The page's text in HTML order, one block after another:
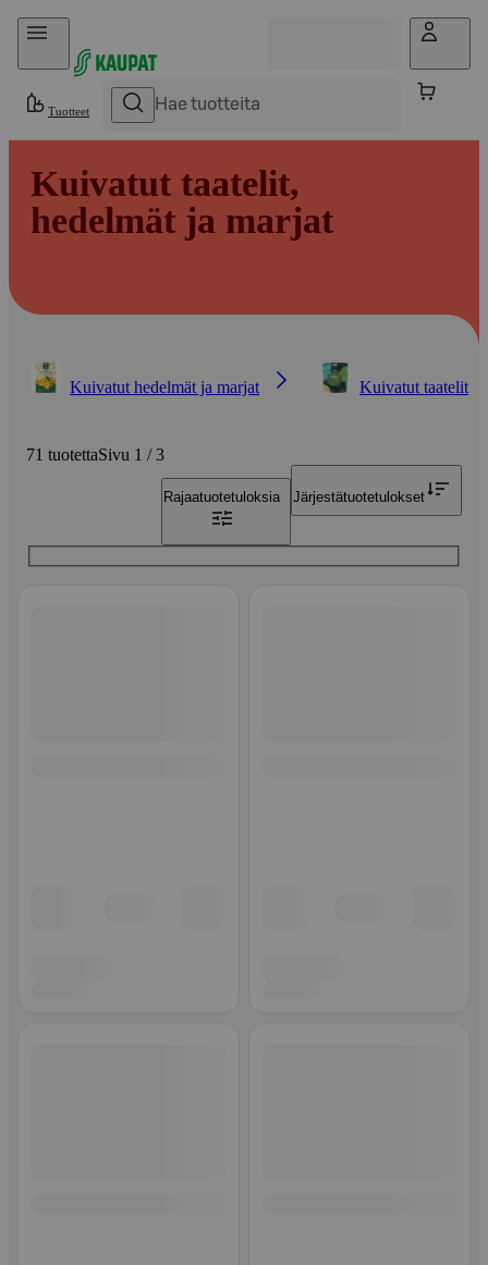
Hyppää sisältöön
Tuotteet
Kuivatut taatelit,
hedelmät ja marjat
Kuivatut hedelmät ja marjat Kuivatut taatelit
71 tuotettaSivu 1 / 3
Rajaatuotetuloksia Järjestätuotetulokset